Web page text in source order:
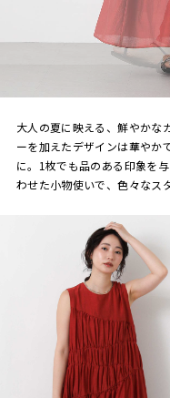
大人の夏に映える、鮮やかな
ーを加えたデザインは華やか
に。1枚でも品のある印象を
わせた小物使いで、色々なス